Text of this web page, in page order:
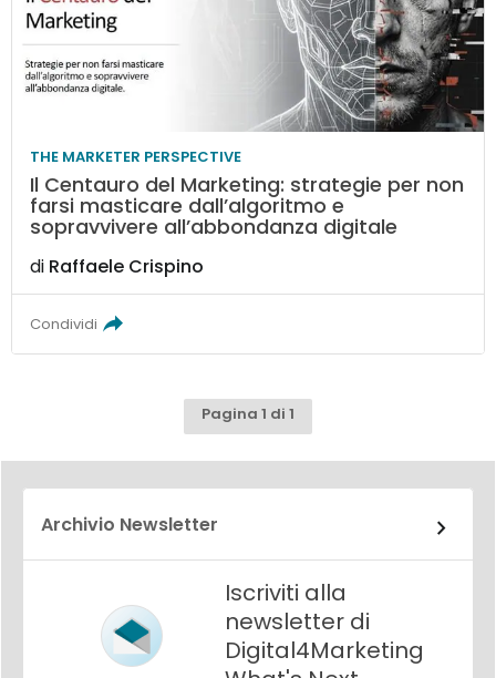
THE MARKETER PERSPECTIVE
Il Centauro del Marketing: strategie per non
farsi masticare dall’algoritmo e
sopravvivere all’abbondanza digitale
di Raffaele Crispino
Condividi
Pagina 1 di 1
Archivio Newsletter
Iscriviti alla
newsletter di
Digital4Marketing